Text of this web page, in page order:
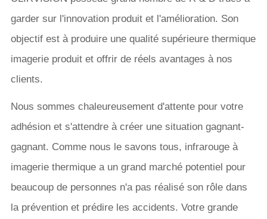
garder sur l'innovation produit et l'amélioration. Son
objectif est à produire une qualité supérieure thermique
imagerie produit et offrir de réels avantages à nos
clients.
Nous sommes chaleureusement d'attente pour votre
adhésion et s'attendre à créer une situation gagnant-
gagnant. Comme nous le savons tous, infrarouge à
imagerie thermique a un grand marché potentiel pour
beaucoup de personnes n'a pas réalisé son rôle dans
la prévention et prédire les accidents. Votre grande